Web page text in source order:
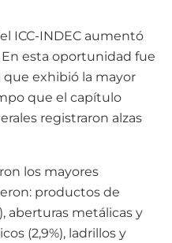
ICC-INDEC aumentó
En esta oportunidad fue
exhibió la mayor
que el capítulo
registraron alzas
los mayores
productos de
aberturas metálicas y
(2,9%), ladrillos y